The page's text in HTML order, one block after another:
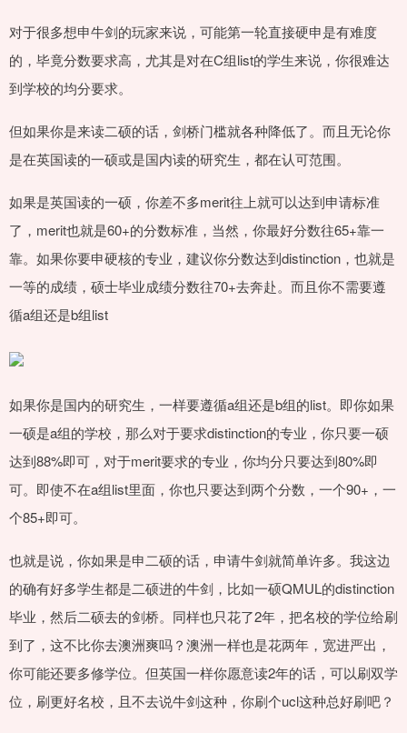
对于很多想申牛剑的玩家来说，可能第一轮直接硬申是有难度
的，毕竟分数要求高，尤其是对在C组list的学生来说，你很难达
到学校的均分要求。
但如果你是来读二硕的话，剑桥门槛就各种降低了。而且无论你
是在英国读的一硕或是国内读的研究生，都在认可范围。
如果是英国读的一硕，你差不多merit往上就可以达到申请标准
了，merit也就是60+的分数标准，当然，你最好分数往65+靠一
靠。如果你要申硬核的专业，建议你分数达到distinction，也就是
一等的成绩，硕士毕业成绩分数往70+去奔赴。而且你不需要遵
循a组还是b组list
如果你是国内的研究生，一样要遵循a组还是b组的list。即你如果
一硕是a组的学校，那么对于要求distinction的专业，你只要一硕
达到88%即可，对于merit要求的专业，你均分只要达到80%即
可。即使不在a组list里面，你也只要达到两个分数，一个90+，一
个85+即可。
也就是说，你如果是申二硕的话，申请牛剑就简单许多。我这边
的确有好多学生都是二硕进的牛剑，比如一硕QMUL的distinction
毕业，然后二硕去的剑桥。同样也只花了2年，把名校的学位给刷
到了，这不比你去澳洲爽吗？澳洲一样也是花两年，宽进严出，
你可能还要多修学位。但英国一样你愿意读2年的话，可以刷双学
位，刷更好名校，且不去说牛剑这种，你刷个ucl这种总好刷吧？